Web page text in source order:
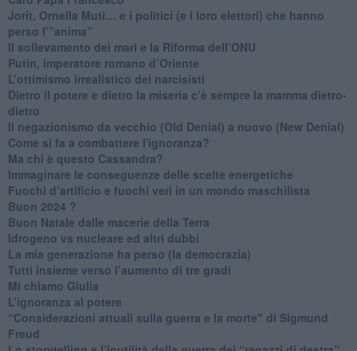
​Jorit, Ornella Muti… e i politici (e i loro elettori) che hanno
perso l’”anima”
​Il sollevamento dei mari e la Riforma dell’ONU
Putin, imperatore romano d’Oriente
​L’ottimismo irrealistico dei narcisisti
​Dietro il potere e dietro la miseria c’è sempre la mamma dietro-
dietro
Il negazionismo da vecchio (Old Denial) a nuovo (New Denial)
Come si fa a combattere l'ignoranza?
Ma chi è questo Cassandra?
Immaginare le conseguenze delle scelte energetiche
​Fuochi d’artificio e fuochi veri in un mondo maschilista
Buon 2024 ?
​Buon Natale dalle macerie della Terra
​Idrogeno vs nucleare ed altri dubbi
​La mia generazione ha perso (la democrazia)
​Tutti insieme verso l’aumento di tre gradi
Mi chiamo Giulia
L’ignoranza al potere
​“Considerazioni attuali sulla guerra e la morte" di Sigmund
Freud